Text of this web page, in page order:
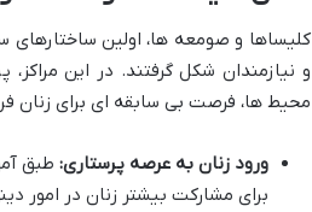
کلیساها و صومعه ها، اولین ساختارهای
و نیازمندان شکل گرفتند. در این
محیط ها، فرصت بی سابقه ای برای زنان
ورود زنان به عرصه پرستاری: طبق
برای مشارکت بیشتر زنان در امور